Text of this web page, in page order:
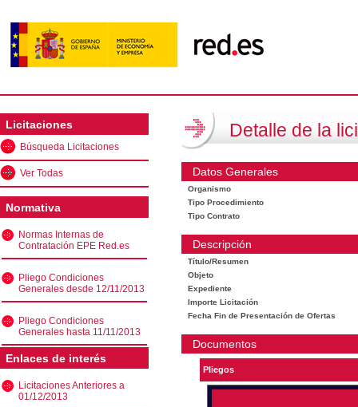
Licitaciones
Búsqueda Licitaciones
Ver Todas
Normativa
Normas Internas de
Contratación EPE Red.es
Pliego Condiciones
Generales desde 12/11/2013
Pliego Condiciones
Generales hasta 11/11/2013
Enlaces de interés
Licitaciones Anteriores a
01/12/2013
Detalle de la
Datos Generales
Organismo
Tipo Procedimiento
Tipo Contrato
Descripción
Título/Resumen
Objeto
Expediente
Importe Licitación
Fecha Fin de Presentación de Ofertas
Documentos
Pliegos